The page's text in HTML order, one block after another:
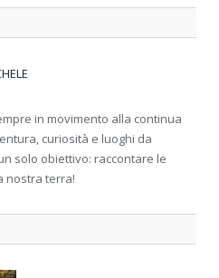
in movimento alla continua
curiosità e luoghi da
solo obiettivo: raccontare le
nostra terra!